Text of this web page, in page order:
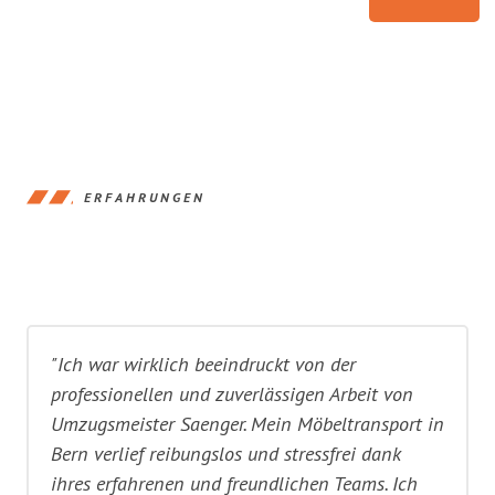
ERFAHRUNGEN
"Ich war wirklich beeindruckt von der
professionellen und zuverlässigen Arbeit von
Umzugsmeister Saenger. Mein Möbeltransport in
Bern verlief reibungslos und stressfrei dank
ihres erfahrenen und freundlichen Teams. Ich